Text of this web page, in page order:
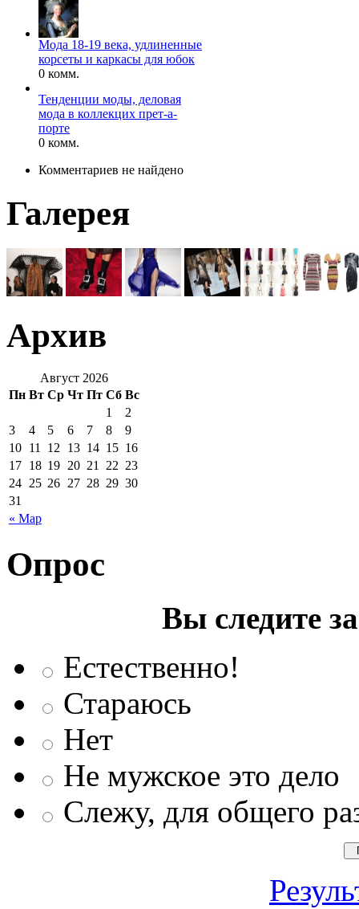
Мода 18-19 века, удлиненные
корсеты и каркасы для юбок
0 комм.
Тенденции моды, деловая
мода в коллекцих прет-а-
порте
0 комм.
Комментариев не найдено
Галерея
Архив
Август 2026
Пн Вт Ср Чт Пт Сб Вс
« Мар
1
2
3
4 5 6 7 8
9
10 11 12 13 14 15 16
17 18 19 20 21 22 23
24 25 26 27 28 29 30
31
Опрос
Вы следите
Естественно!
Стараюсь
Нет
Не мужское это дело
Слежу, для общего